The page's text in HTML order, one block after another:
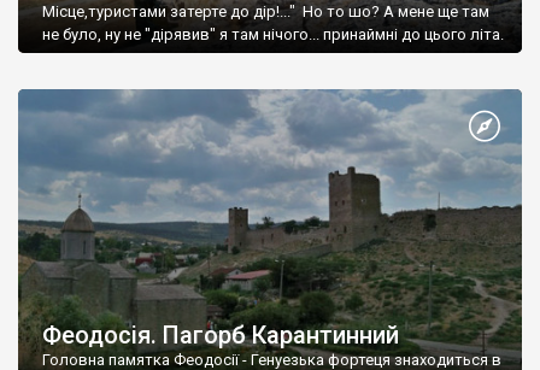
Місце,туристами затерте до дір!..." Но то шо? А мене ще там
не було, ну не "дірявив" я там нічого... принаймні до цього літа.
Феодосія. Пагорб Карантинний
Головна памятка Феодосії - Генуезька фортеця знаходиться в